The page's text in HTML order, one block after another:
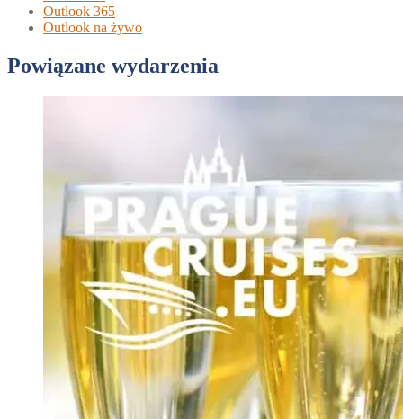
Outlook 365
Outlook na żywo
Powiązane wydarzenia